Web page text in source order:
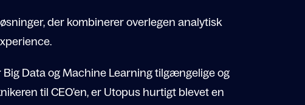
der kombinerer overlegen analytisk
Data og Machine Learning tilgængelige og
til CEO'en, er Utopus hurtigt blevet en